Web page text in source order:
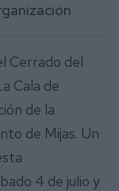
Cerrado del
Cala de
de la
de Mijas. Un
4 de julio y